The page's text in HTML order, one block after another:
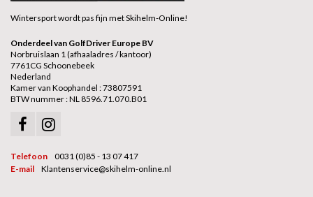
Wintersport wordt pas fijn met Skihelm-Online!
Onderdeel van GolfDriver Europe BV
Norbruislaan 1 (afhaaladres / kantoor)
7761CG Schoonebeek
Nederland
Kamer van Koophandel : 73807591
BTW nummer : NL 8596.71.070.B01
Telefoon
0031 (0)85 - 13 07 417
E-mail
Klantenservice@skihelm-online.nl